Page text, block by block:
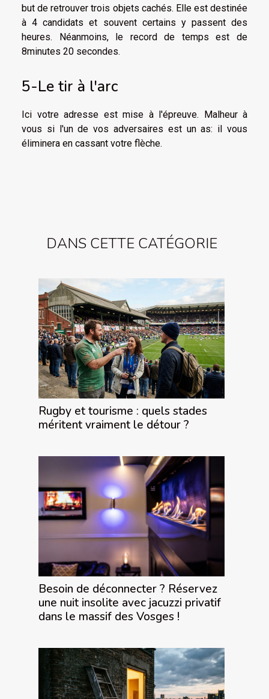
but de retrouver trois objets cachés. Elle est destinée
à 4 candidats et souvent certains y passent des
heures. Néanmoins, le record de temps est de
8minutes 20 secondes.
5-Le tir à l'arc
Ici votre adresse est mise à l'épreuve. Malheur à
vous si l'un de vos adversaires est un as: il vous
éliminera en cassant votre flèche.
DANS CETTE CATÉGORIE
Rugby et tourisme : quels stades
méritent vraiment le détour ?
Besoin de déconnecter ? Réservez
une nuit insolite avec jacuzzi privatif
dans le massif des Vosges !